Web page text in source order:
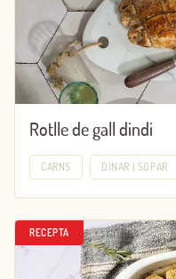
Rotlle de gall dindi
CARNS DINAR I SOPAR
RECEPTA